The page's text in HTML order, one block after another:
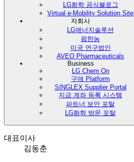
LG화학 공식블로그
Virtual e-Mobility Solution Site
자회사
LG에너지솔루션
팜한농
미국 연구법인
AVEO Pharmaceuticals
Business
LG Chem On
구매 Platform
SINGLEX Supplier Portal
지급 계좌 등록 시스템
파트너 보안 포탈
LG화학 방문 포탈
대표이사
김동춘